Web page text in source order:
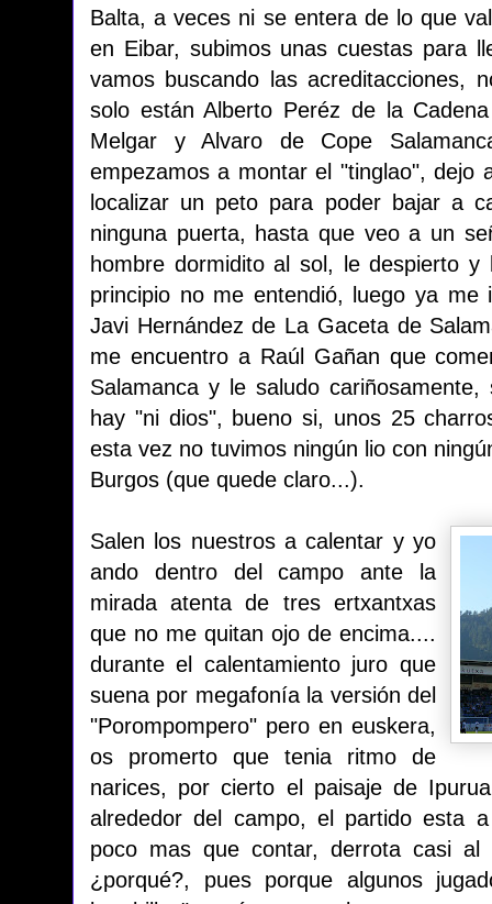
Balta, a veces ni se entera de lo que
en Eibar, subimos unas cuestas para
vamos buscando las acreditacciones,
solo están Alberto Peréz de la
Melgar y Alvaro de Cope
empezamos a montar el "tinglao", dejo
localizar un peto para poder bajar a
ninguna puerta, hasta que veo a un
hombre dormidito al sol, le despierto
principio no me entendió, luego ya
Javi Hernández de La Gaceta de
me encuentro a Raúl Gañan que
Salamanca y le saludo
hay "ni dios", bueno si, unos 25
esta vez no tuvimos ningún lio con
Burgos (que quede claro...).
Salen los nuestros a calentar y yo
ando dentro del campo ante la
mirada atenta de tres ertxantxas
que no me quitan ojo de encima....
durante el calentamiento juro que
suena por megafonía la versión del
"Porompompero" pero en euskera,
os promerto que tenia ritmo de
narices, por cierto el paisaje de
alrededor del campo, el partido esta
poco mas que contar, derrota casi
¿porqué?, pues porque algunos